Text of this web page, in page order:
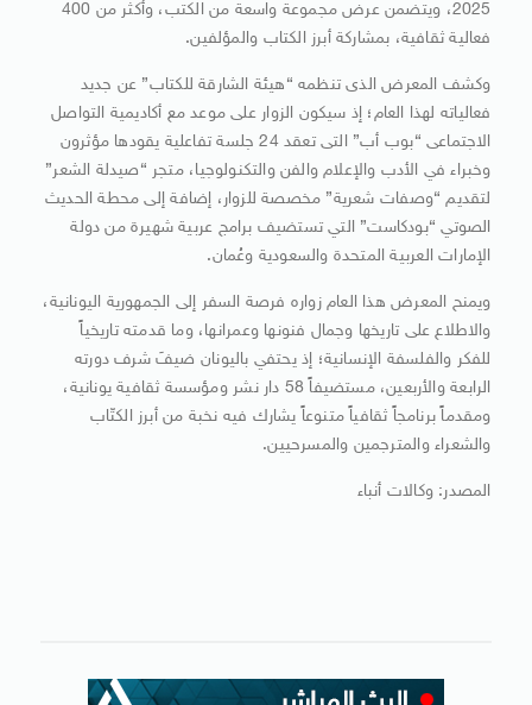
2025، ويتضمن عرض مجموعة واسعة من الكتب، وأكثر من 400
فعالية ثقافية، بمشاركة أبرز الكتاب والمؤلفين.
وكشف المعرض الذى تنظمه “هيئة الشارقة للكتاب” عن جديد
فعالياته لهذا العام؛ إذ سيكون الزوار على موعد مع أكاديمية التواصل
الاجتماعى “بوب أب” التى تعقد 24 جلسة تفاعلية يقودها مؤثرون
وخبراء في الأدب والإعلام والفن والتكنولوجيا، متجر “صيدلة الشعر”
لتقديم “وصفات شعرية” مخصصة للزوار، إضافة إلى محطة الحديث
الصوتي “بودكاست” التي تستضيف برامج عربية شهيرة من دولة
الإمارات العربية المتحدة والسعودية وعُمان.
ويمنح المعرض هذا العام زواره فرصة السفر إلى الجمهورية اليونانية،
والاطلاع على تاريخها وجمال فنونها وعمرانها، وما قدمته تاريخياً
للفكر والفلسفة الإنسانية؛ إذ يحتفي باليونان ضيفَ شرف دورته
الرابعة والأربعين، مستضيفاً 58 دار نشر ومؤسسة ثقافية يونانية،
ومقدماً برنامجاً ثقافياً متنوعاً يشارك فيه نخبة من أبرز الكتّاب
والشعراء والمترجمين والمسرحيين.
المصدر: وكالات أنباء